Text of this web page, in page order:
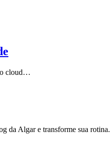
o cloud…
da Algar e transforme sua rotina.